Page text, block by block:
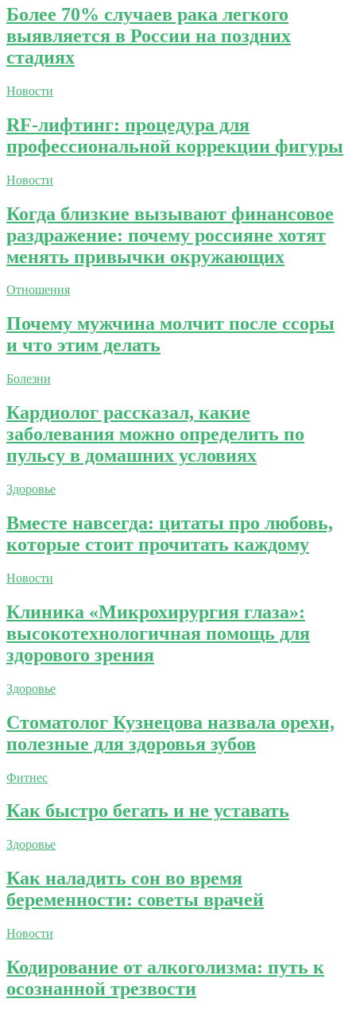
Более 70% случаев рака легкого
выявляется в России на поздних
стадиях
Новости
RF-лифтинг: процедура для
профессиональной коррекции фигуры
Новости
Когда близкие вызывают финансовое
раздражение: почему россияне хотят
менять привычки окружающих
Отношения
Почему мужчина молчит после ссоры
и что этим делать
Болезни
Кардиолог рассказал, какие
заболевания можно определить по
пульсу в домашних условиях
Здоровье
Вместе навсегда: цитаты про любовь,
которые стоит прочитать каждому
Новости
Клиника «Микрохирургия глаза»:
высокотехнологичная помощь для
здорового зрения
Здоровье
Стоматолог Кузнецова назвала орехи,
полезные для здоровья зубов
Фитнес
Как быстро бегать и не уставать
Здоровье
Как наладить сон во время
беременности: советы врачей
Новости
Кодирование от алкоголизма: путь к
осознанной трезвости